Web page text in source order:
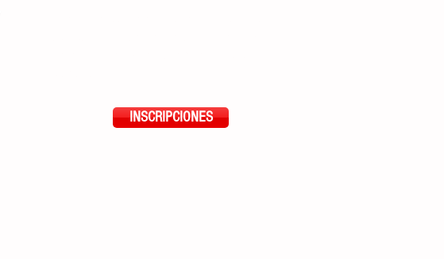
INSCRIPCIONES